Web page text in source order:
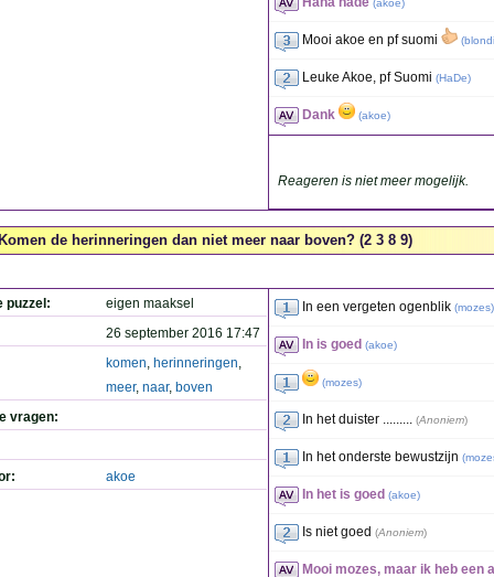
(akoe)
Mooi akoe en pf suomi (
Leuke Akoe, pf Suomi (HaDe)
Dank (akoe)
Reageren is niet meer mogelijk.
de herinneringen dan niet meer naar boven? (2 3 8 9)
puzzel:
eigen maaksel
26 september 2016 17:47
komen, herinneringen,
meer, naar, boven
vragen:
akoe
In een vergeten ogenblik (mozes)
In is goed (akoe)
(mozes)
In het duister ......... (Anoniem)
In het onderste bewustzijn (
In het is goed (akoe)
Is niet goed (Anoniem)
Mooi mozes, maar ik heb een